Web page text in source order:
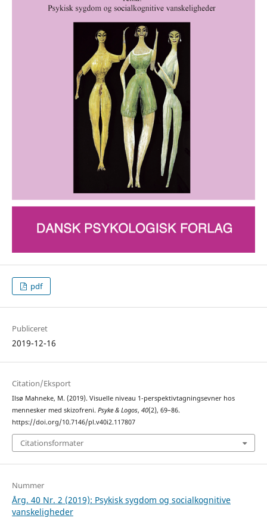
pdf
Publiceret
2019-12-16
Citation/Eksport
Ilsø Mahneke, M. (2019). Visuelle niveau 1-perspektivtagningsevner hos
mennesker med skizofreni. Psyke & Logos, 40(2), 69–86.
https://doi.org/10.7146/pl.v40i2.117807
Citationsformater
Nummer
Årg. 40 Nr. 2 (2019): Psykisk sygdom og socialkognitive
vanskeligheder